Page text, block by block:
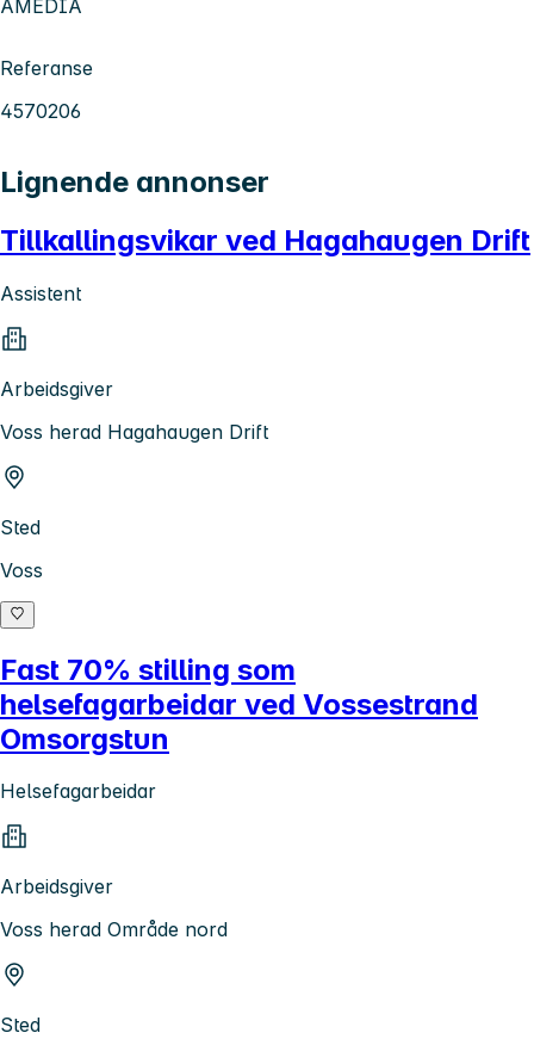
AMEDIA
Referanse
4570206
Lignende annonser
Tillkallingsvikar ved Hagahaugen Drift
Assistent
Arbeidsgiver
Voss herad Hagahaugen Drift
Sted
Voss
Fast 70% stilling som
helsefagarbeidar ved Vossestrand
Omsorgstun
Helsefagarbeidar
Arbeidsgiver
Voss herad Område nord
Sted